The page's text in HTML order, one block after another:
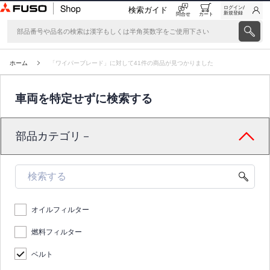
検索ガイド 問合せ カート
ログイン/
新規登録
ホーム 「ワイパーブレード」に対して41件の商品が見つかりました
車両を特定せずに検索する
部品カテゴリ－
オイルフィルター
燃料フィルター
ベルト